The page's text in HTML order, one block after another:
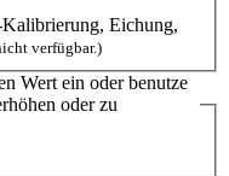
Eichung,
verfügbar.)
Wert ein oder benutze
oder zu